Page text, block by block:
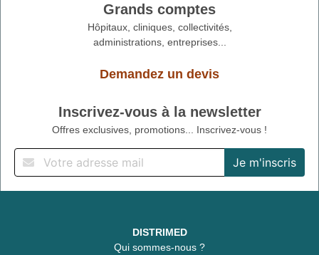
Grands comptes
Hôpitaux, cliniques, collectivités,
administrations, entreprises...
Demandez un devis
Inscrivez-vous à la newsletter
Offres exclusives, promotions... Inscrivez-vous !
DISTRIMED
Qui sommes-nous ?